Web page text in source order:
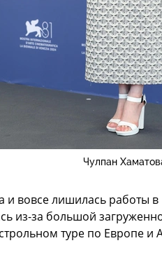
Чулпан
и вовсе лишилась работы
из-за большой
туре по Европе и